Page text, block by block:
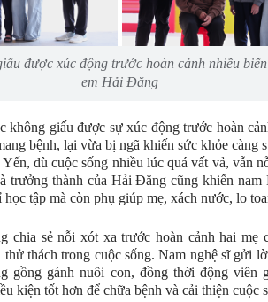
được xúc động trước hoàn cảnh nhiều
em Hải Đăng
giấu được sự xúc động trước hoàn
bệnh, lại vừa bị ngã khiến sức khỏe càng
dù cuộc sống nhiều lúc quá vất vả, vẫn
trưởng thành của Hải Đăng cũng khiến
tập mà còn phụ giúp mẹ, xách nước, lo
chia sẻ nỗi xót xa trước hoàn cảnh hai mẹ
thách trong cuộc sống. Nam nghệ sĩ gửi
gồng gánh nuôi con, đồng thời động viên
kiện tốt hơn để chữa bệnh và cải thiện cuộc